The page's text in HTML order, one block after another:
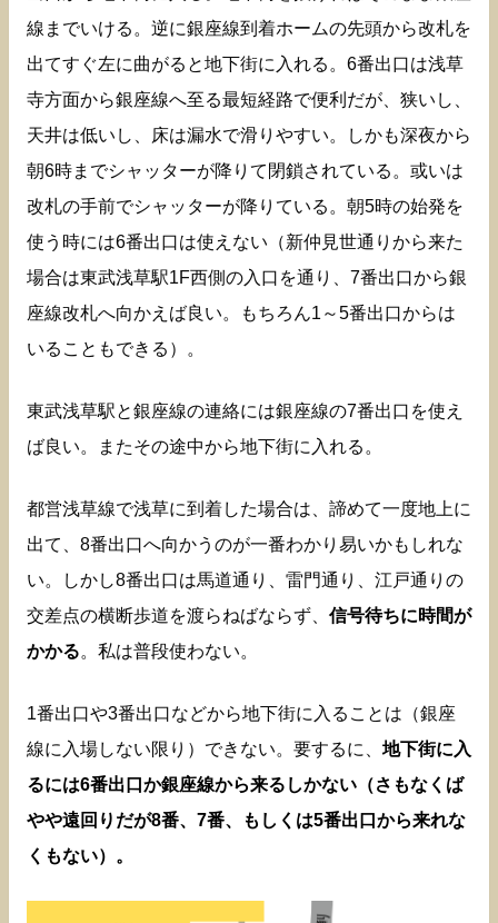
線までいける。逆に銀座線到着ホームの先頭から改札を
出てすぐ左に曲がると地下街に入れる。6番出口は浅草
寺方面から銀座線へ至る最短経路で便利だが、狭いし、
天井は低いし、床は漏水で滑りやすい。しかも深夜から
朝6時までシャッターが降りて閉鎖されている。或いは
改札の手前でシャッターが降りている。朝5時の始発を
使う時には6番出口は使えない（新仲見世通りから来た
場合は東武浅草駅1F西側の入口を通り、7番出口から銀
座線改札へ向かえば良い。もちろん1～5番出口からは
いることもできる）。
東武浅草駅と銀座線の連絡には銀座線の7番出口を使え
ば良い。またその途中から地下街に入れる。
都営浅草線で浅草に到着した場合は、諦めて一度地上に
出て、8番出口へ向かうのが一番わかり易いかもしれな
い。しかし8番出口は馬道通り、雷門通り、江戸通りの
交差点の横断歩道を渡らねばならず、 信号待ちに時間が
かかる。私は普段使わない。
1番出口や3番出口などから地下街に入ることは（銀座
線に入場しない限り）できない。要するに、 地下街に入
るには6番出口か銀座線から来るしかない（さもなくば
やや遠回りだが8番、7番、もしくは5番出口から来れな
くもない）。